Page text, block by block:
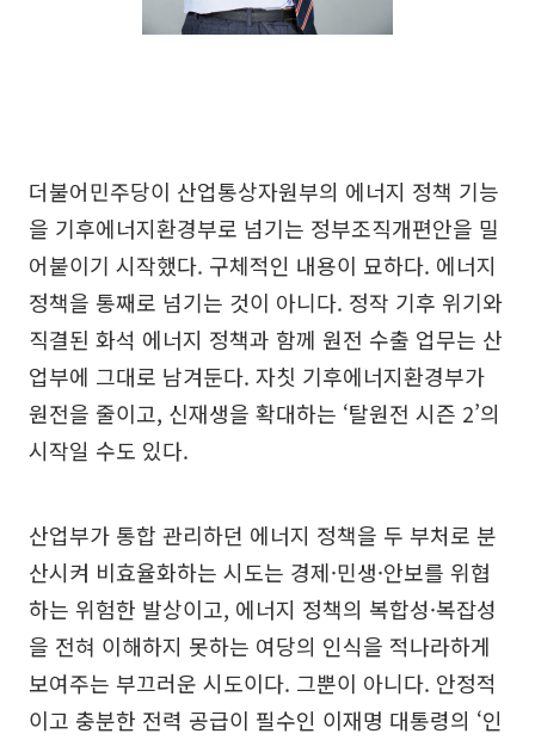
더불어민주당이 산업통상자원부의 에너지 정책 기능
을 기후에너지환경부로 넘기는 정부조직개편안을 밀
어붙이기 시작했다. 구체적인 내용이 묘하다. 에너지
정책을 통째로 넘기는 것이 아니다. 정작 기후 위기와
직결된 화석 에너지 정책과 함께 원전 수출 업무는 산
업부에 그대로 남겨둔다. 자칫 기후에너지환경부가
원전을 줄이고, 신재생을 확대하는 ‘탈원전 시즌 2’의
시작일 수도 있다.
산업부가 통합 관리하던 에너지 정책을 두 부처로 분
산시켜 비효율화하는 시도는 경제·민생·안보를 위협
하는 위험한 발상이고, 에너지 정책의 복합성·복잡성
을 전혀 이해하지 못하는 여당의 인식을 적나라하게
보여주는 부끄러운 시도이다. 그뿐이 아니다. 안정적
이고 충분한 전력 공급이 필수인 이재명 대통령의 ‘인